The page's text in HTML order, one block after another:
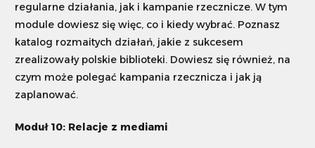
regularne działania, jak i kampanie rzecznicze. W tym
module dowiesz się więc, co i kiedy wybrać. Poznasz
katalog rozmaitych działań, jakie z sukcesem
zrealizowały polskie biblioteki. Dowiesz się również, na
czym może polegać kampania rzecznicza i jak ją
zaplanować.
Moduł 10: Relacje z mediami